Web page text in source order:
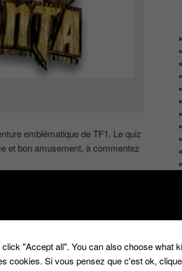
emblématique de TF1. Le quiz
et bon amusement, à commentez
,Koh Kanta,quiz,tf1|8Réponses
"Accept all". You can also choose what
cookies. Si vous pensez que c'est ok,